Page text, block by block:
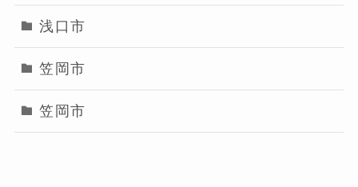
浅口市
笠岡市
笠岡市